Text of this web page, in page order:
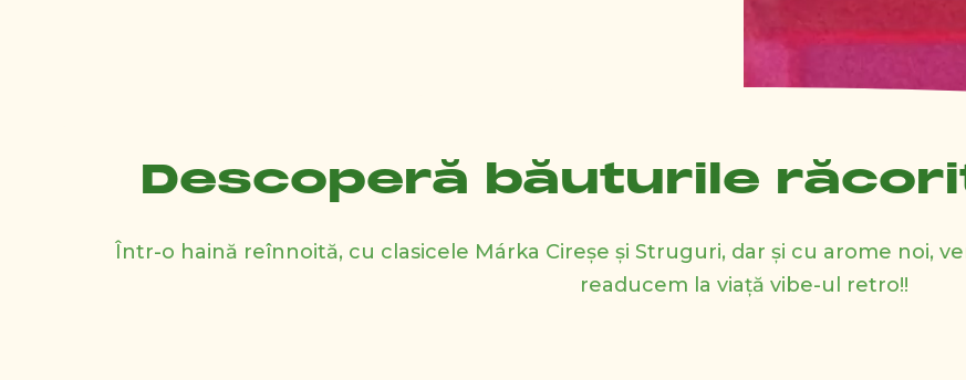
Descoperă băuturile
Într-o haină reînnoită, cu clasicele Márka Cireșe și Struguri, dar și cu arome noi,
readucem la viață vibe-ul retro!!